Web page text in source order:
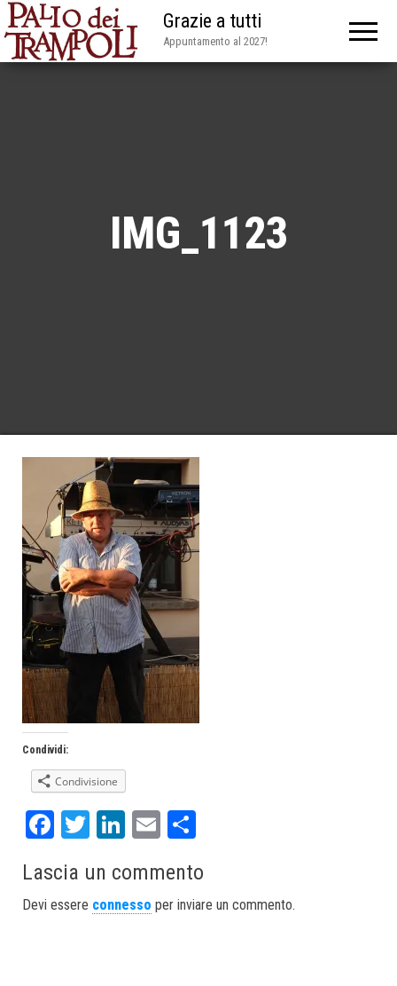
Grazie a tutti
Appuntamento al 2027!
IMG_1123
Condividi:
Condivisione
Fa
bo
ok
T
tt
er
Li
ed
In
E
ail re
Lascia un commento
Devi essere connesso per inviare un commento.